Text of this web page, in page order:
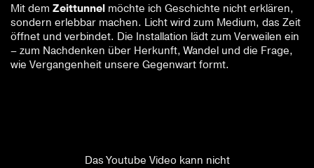
Mit dem Zeittunnel möchte ich Geschichte nicht erklären,
sondern erlebbar machen. Licht wird zum Medium, das Zeit
öffnet und verbindet. Die Installation lädt zum Verweilen ein
– zum Nachdenken über Herkunft, Wandel und die Frage,
wie Vergangenheit unsere Gegenwart formt.